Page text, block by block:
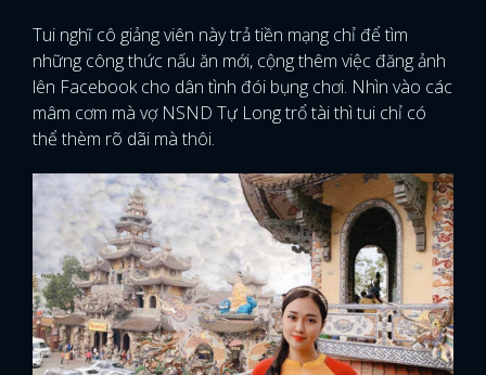
Tui nghĩ cô giảng viên này trả tiền mạng chỉ để tìm
những công thức nấu ăn mới, cộng thêm việc đăng ảnh
lên Facebook cho dân tình đói bụng chơi. Nhìn vào các
mâm cơm mà vợ NSND Tự Long trổ tài thì tui chỉ có
thể thèm rõ dãi mà thôi.